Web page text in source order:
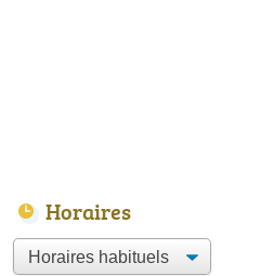
Horaires